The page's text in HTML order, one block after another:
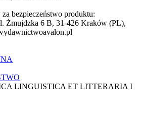
bezpieczeństwo produktu:
Żmujdzka 6 B, 31-426 Kraków (PL),
LINGUISTICA ET LITTERARIA I